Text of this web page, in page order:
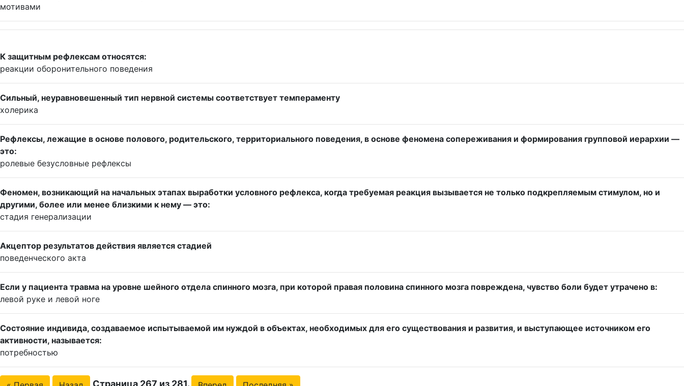
мотивами
К защитным рефлексам относятся:
реакции оборонительного поведения
Сильный, неуравновешенный тип нервной системы соответствует темпераменту
холерика
Рефлексы, лежащие в основе полового, родительского, территориального поведения, в основе феномена сопереживания и формирования групповой иерархии —
это:
ролевые безусловные рефлексы
Феномен, возникающий на начальных этапах выработки условного рефлекса, когда требуемая реакция вызывается не только подкрепляемым стимулом, но и
другими, более или менее близкими к нему — это:
стадия генерализации
Акцептор результатов действия является стадией
поведенческого акта
Если у пациента травма на уровне шейного отдела спинного мозга, при которой правая половина спинного мозга повреждена, чувство боли будет утрачено в:
левой руке и левой ноге
Состояние индивида, создаваемое испытываемой им нуждой в объектах, необходимых для его существования и развития, и выступающее источником его
активности, называется:
потребностью